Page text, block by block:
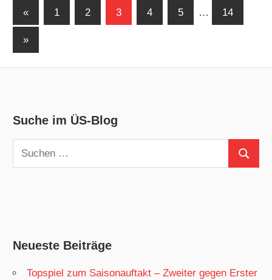
Seitennummerierung
der
Beiträge
«Vorherige
Beiträge
1 2 3 4 5 … 14
Nächste
»
Suche im ÜS-Blog
Suchen
nach:
Suchen
Neueste Beiträge
Topspiel zum Saisonauftakt – Zweiter gegen Erster